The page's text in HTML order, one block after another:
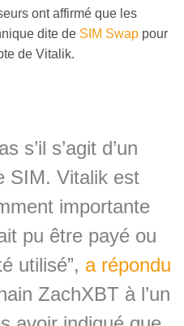
ont affirmé que les
dite de SIM Swap pour
de Vitalik.
s’il s’agit d’un
SIM. Vitalik est
importante
pu être payé ou
utilisé”, a répondu
ZachXBT à l’un